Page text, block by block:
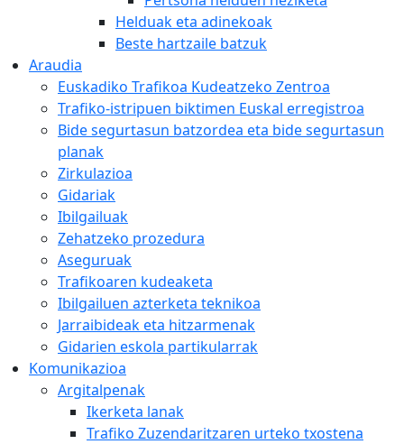
Helduak eta adinekoak
Beste hartzaile batzuk
Araudia
Euskadiko Trafikoa Kudeatzeko Zentroa
Trafiko-istripuen biktimen Euskal erregistroa
Bide segurtasun batzordea eta bide segurtasun
planak
Zirkulazioa
Gidariak
Ibilgailuak
Zehatzeko prozedura
Aseguruak
Trafikoaren kudeaketa
Ibilgailuen azterketa teknikoa
Jarraibideak eta hitzarmenak
Gidarien eskola partikularrak
Komunikazioa
Argitalpenak
Ikerketa lanak
Trafiko Zuzendaritzaren urteko txostena